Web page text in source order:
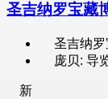
圣吉纳罗宝藏
圣吉纳
庞贝: 导
新